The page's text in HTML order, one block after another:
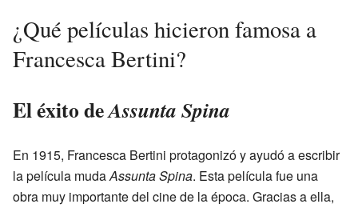
¿Qué películas hicieron famosa a
Francesca Bertini?
El éxito deAssunta Spina
En 1915, Francesca Bertini protagonizó y ayudó a escribir
la película mudaAssunta Spina. Esta película fue una
obra muy importante del cine de la época. Gracias a ella,